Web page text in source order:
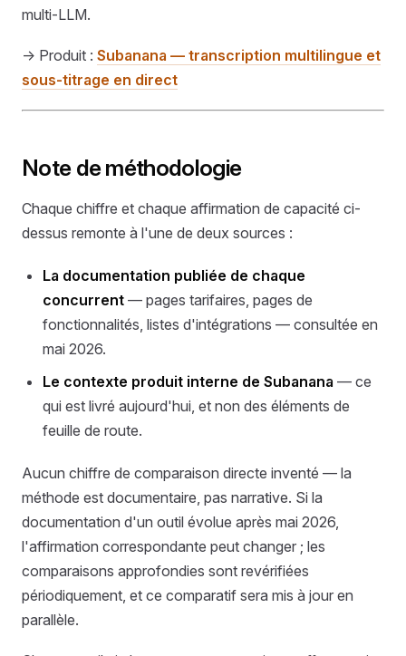
multi-LLM.
→ Produit : Subanana — transcription multilingue et
sous-titrage en direct
Note de méthodologie
Chaque chiffre et chaque affirmation de capacité ci-
dessus remonte à l'une de deux sources :
La documentation publiée de chaque
concurrent — pages tarifaires, pages de
fonctionnalités, listes d'intégrations — consultée en
mai 2026.
Le contexte produit interne de Subanana — ce
qui est livré aujourd'hui, et non des éléments de
feuille de route.
Aucun chiffre de comparaison directe inventé — la
méthode est documentaire, pas narrative. Si la
documentation d'un outil évolue après mai 2026,
l'affirmation correspondante peut changer ; les
comparaisons approfondies sont revérifiées
périodiquement, et ce comparatif sera mis à jour en
parallèle.